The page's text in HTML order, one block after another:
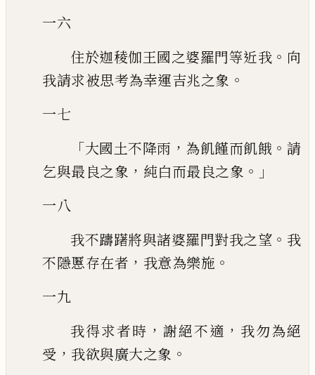
一六
住於迦稜伽王國之婆羅門等近我 。 向
我請求被思考為幸運吉兆之象 。
一七
「大國土不降雨 ， 為飢饉而飢餓 。 請
乞與最良之象 ， 純白而最良之象 。」
一八
我不躊躇將與諸婆羅門對我之望 。 我
不隱慝存在者 ， 我意為樂施 。
一九
我得求者時 ， 謝絕不適 ， 我勿為絕
受 ， 我欲與廣大之象 。